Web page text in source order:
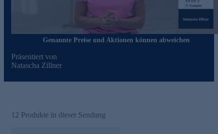
Genannte Preise und Aktionen können abweichen
Präsentiert von
Natascha Zillner
12 Produkte in dieser Sendung